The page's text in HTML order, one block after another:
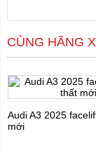
CÙNG HÃNG
Audi A3 2025
mới